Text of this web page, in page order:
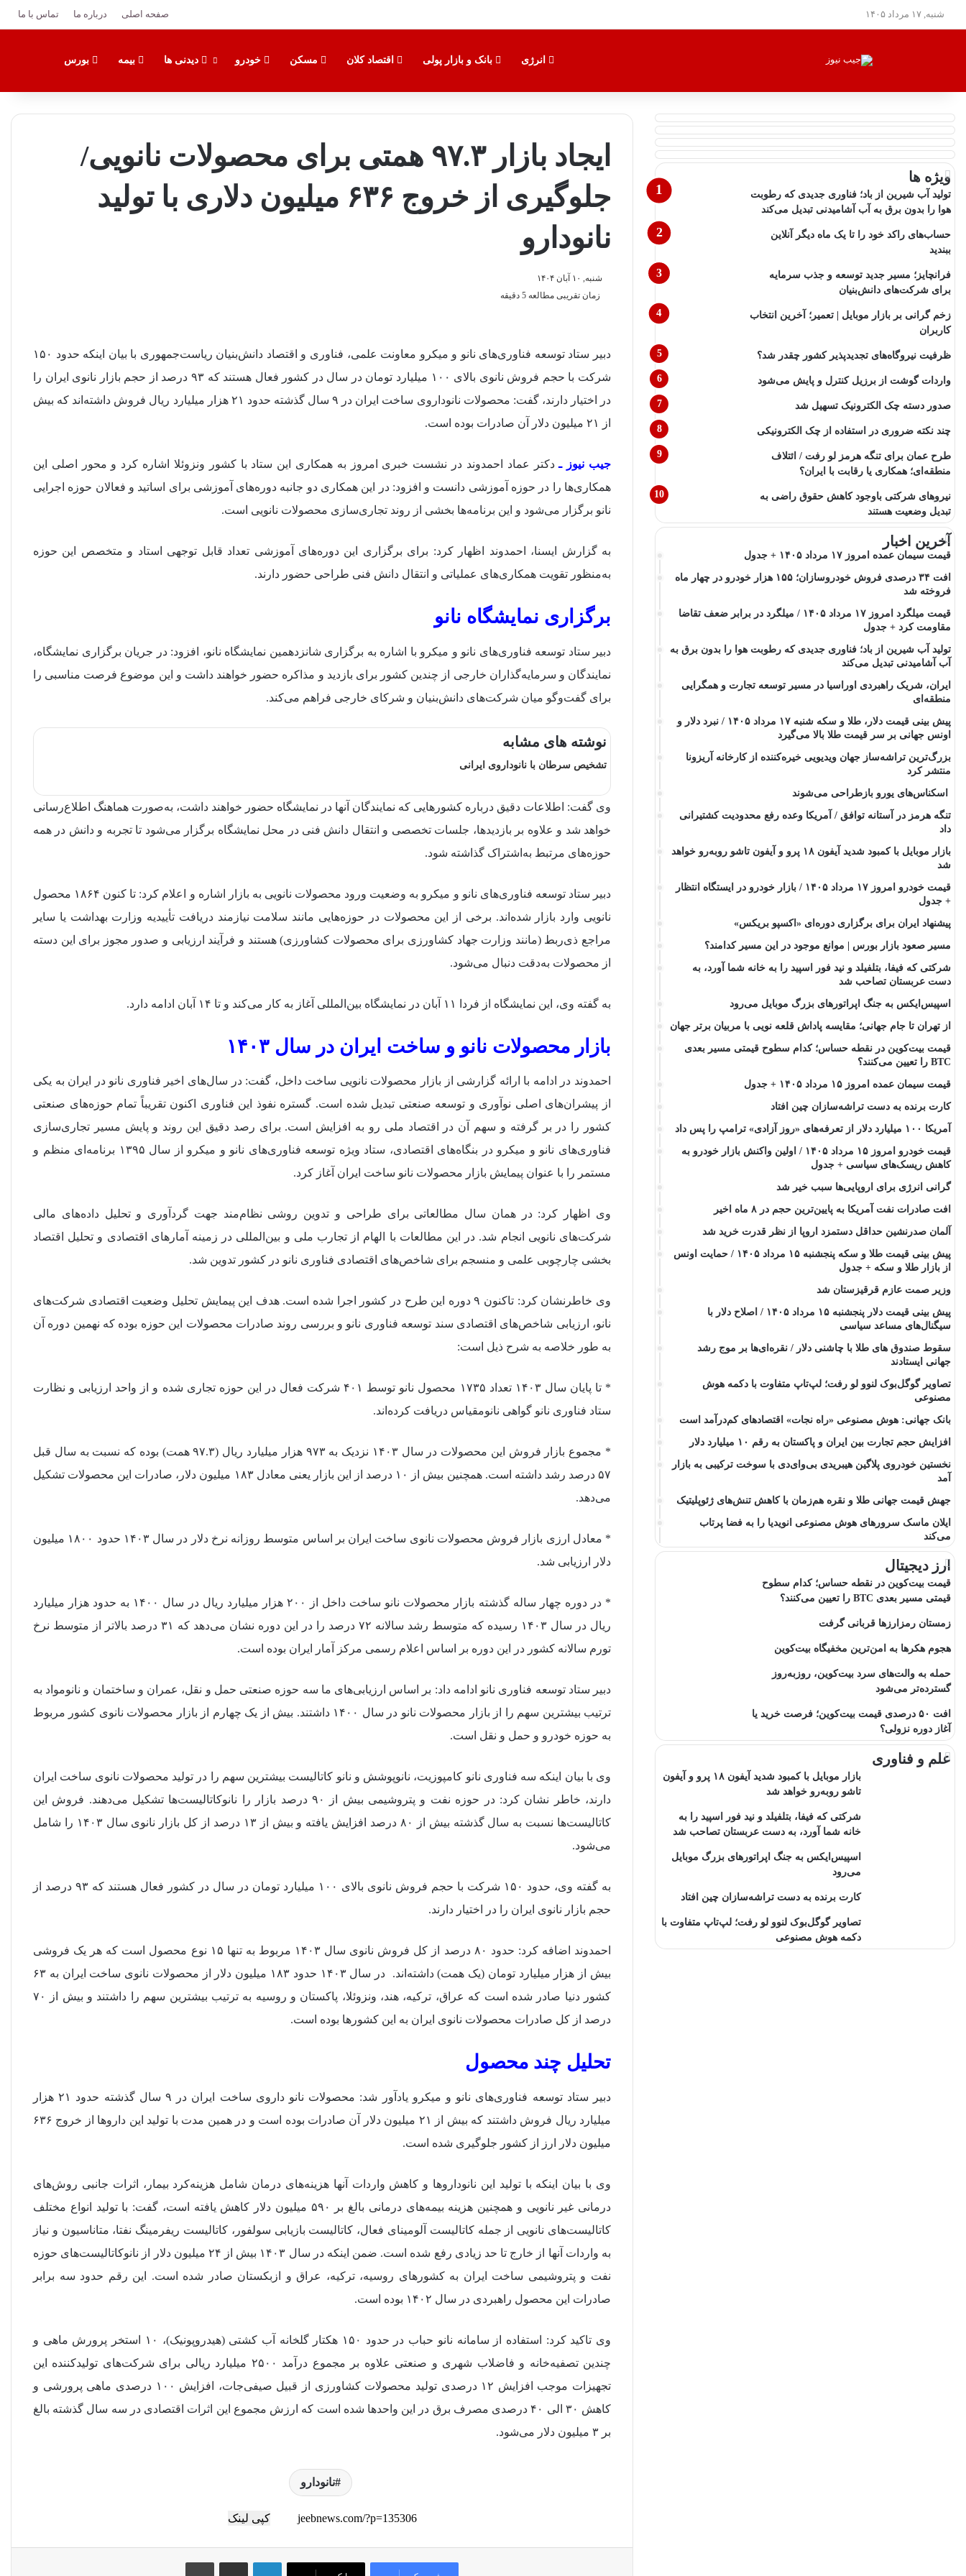
شنبه, ۱۷ مرداد ۱۴۰۵ صفحه اصلی درباره ما تماس با ما
انرژی بانک و بازار پولی اقتصاد کلان مسکن خودرو دیدنی ها بیمه بورس
ایجاد بازار ۹۷.۳ همتی برای محصولات نانویی/
جلوگیری از خروج ۶۳۶ میلیون دلاری با تولید
نانودارو
شنبه, ۱۰ آبان ۱۴۰۴
زمان تقریبی مطالعه 5 دقیقه
دبیر ستاد توسعه فناوری‌های نانو و میکرو معاونت علمی، فناوری و اقتصاد دانش‌بنیان ریاست‌جمهوری با بیان اینکه حدود ۱۵۰
شرکت با حجم فروش نانوی بالای ۱۰۰ میلیارد تومان در سال در کشور فعال هستند که ۹۳ درصد از حجم بازار نانوی ایران را
در اختیار دارند، گفت: محصولات نانوداروی ساخت ایران در ۹ سال گذشته حدود ۲۱ هزار میلیارد ریال فروش داشته‌اند که بیش
از ۲۱ میلیون دلار آن صادرات بوده است.
جیب نیوز ـدکتر عماد احمدوند در نشست خبری امروز به همکاری این ستاد با کشور ونزوئلا اشاره کرد و محور اصلی این
همکاری‌ها را در حوزه آموزشی دانست و افزود: در این همکاری دو جانبه دوره‌های آموزشی برای اساتید و فعالان حوزه اجرایی
نانو برگزار می‌شود و این برنامه‌ها بخشی از روند تجاری‌سازی محصولات نانویی است.
به گزارش ایسنا، احمدوند اظهار کرد: برای برگزاری این دوره‌های آموزشی تعداد قابل‌ توجهی استاد و متخصص این حوزه
به‌منظور تقویت همکاری‌های عملیاتی و انتقال دانش فنی طراحی حضور دارند.
برگزاری نمایشگاه نانو
دبیر ستاد توسعه فناوری‌های نانو و میکرو با اشاره به برگزاری شانزدهمین نمایشگاه نانو، افزود: در جریان برگزاری نمایشگاه،
نمایندگان و سرمایه‌گذاران خارجی از چندین کشور برای بازدید و مذاکره حضور خواهند داشت و این موضوع فرصت مناسبی را
برای گفت‌وگو میان شرکت‌های دانش‌بنیان و شرکای خارجی فراهم می‌کند.
نوشته های مشابه
تشخیص سرطان با نانوداروی ایرانی
وی گفت: اطلاعات دقیق درباره کشورهایی که نمایندگان آنها در نمایشگاه حضور خواهند داشت، به‌صورت هماهنگ اطلاع‌رسانی
خواهد شد و علاوه بر بازدیدها، جلسات تخصصی و انتقال دانش فنی در محل نمایشگاه برگزار می‌شود تا تجربه و دانش در همه
حوزه‌های مرتبط به‌اشتراک گذاشته شود.
دبیر ستاد توسعه فناوری‌های نانو و میکرو به وضعیت ورود محصولات نانویی به بازار اشاره و اعلام کرد: تا کنون ۱۸۶۴ محصول
نانویی وارد بازار شده‌اند. برخی از این محصولات در حوزه‌هایی مانند سلامت نیازمند دریافت تأییدیه وزارت بهداشت یا سایر
مراجع ذی‌ربط (مانند وزارت جهاد کشاورزی برای محصولات کشاورزی) هستند و فرآیند ارزیابی و صدور مجوز برای این دسته
از محصولات به‌دقت دنبال می‌شود.
به گفته وی، این نمایشگاه از فردا ۱۱ آبان در نمایشگاه بین‌المللی آغاز به کار می‌کند و تا ۱۴ آبان ادامه دارد.
بازار محصولات نانو و ساخت ایران در سال ۱۴۰۳
احمدوند در ادامه با ارائه گزارشی از بازار محصولات نانویی ساخت داخل، گفت: در سال‌های اخیر فناوری نانو در ایران به یکی
از پیشران‌های اصلی نوآوری و توسعه صنعتی تبدیل شده است. گستره نفوذ این فناوری اکنون تقریباً تمام حوزه‌های صنعتی
کشور را در بر گرفته و سهم آن در اقتصاد ملی رو به افزایش است. برای رصد دقیق این روند و پایش مسیر تجاری‌سازی
فناوری‌های نانو و میکرو در بنگاه‌های اقتصادی، ستاد ویژه توسعه فناوری‌های نانو و میکرو از سال ۱۳۹۵ برنامه‌ای منظم و
مستمر را با عنوان پیمایش بازار محصولات نانو ساخت ایران آغاز کرد.
وی اظهار کرد: در همان سال مطالعاتی برای طراحی و تدوین روشی نظام‌مند جهت گردآوری و تحلیل داده‌های مالی
شرکت‌های نانویی انجام شد. در این مطالعات با الهام از تجارب ملی و بین‌المللی در زمینه آمارهای اقتصادی و تحلیل اقتصاد
بخشی چارچوبی علمی و منسجم برای شاخص‌های اقتصادی فناوری نانو در کشور تدوین شد.
وی خاطرنشان کرد: تاکنون ۹ دوره این طرح در کشور اجرا شده است. هدف این پیمایش تحلیل وضعیت اقتصادی شرکت‌های
نانو، ارزیابی شاخص‌های اقتصادی سند توسعه فناوری نانو و بررسی روند صادرات محصولات این حوزه بوده که نهمین دوره آن
به طور خلاصه به شرح ذیل است:
* تا پایان سال ۱۴۰۳ تعداد ۱۷۳۵ محصول نانو توسط ۴۰۱ شرکت فعال در این حوزه تجاری شده و از واحد ارزیابی و نظارت
ستاد فناوری نانو گواهی نانومقیاس دریافت کرده‌اند.
* مجموع بازار فروش این محصولات در سال ۱۴۰۳ نزدیک به ۹۷۳ هزار میلیارد ریال (۹۷.۳ همت) بوده که نسبت به سال قبل
۵۷ درصد رشد داشته است. همچنین بیش از ۱۰ درصد از این بازار یعنی معادل ۱۸۳ میلیون دلار، صادرات این محصولات تشکیل
می‌دهد.
* معادل ارزی بازار فروش محصولات نانوی ساخت ایران بر اساس متوسط روزانه نرخ دلار در سال ۱۴۰۳ حدود ۱۸۰۰ میلیون
دلار ارزیابی شد.
* در دوره چهار ساله گذشته بازار محصولات نانو ساخت داخل از ۲۰۰ هزار میلیارد ریال در سال ۱۴۰۰ به حدود هزار میلیارد
ریال در سال ۱۴۰۳ رسیده که متوسط رشد سالانه ۷۲ درصد را در این دوره نشان می‌دهد که ۳۱ درصد بالاتر از متوسط نرخ
تورم سالانه کشور در این دوره بر اساس اعلام رسمی مرکز آمار ایران بوده است.
دبیر ستاد توسعه فناوری نانو ادامه داد: بر اساس ارزیابی‌های ما سه حوزه صنعتی حمل و نقل، عمران و ساختمان و نانومواد به
ترتیب بیشترین سهم را از بازار محصولات نانو در سال ۱۴۰۰ داشتند. بیش از یک چهارم از بازار محصولات نانوی کشور مربوط
به حوزه خودرو و حمل و نقل است.
وی با بیان اینکه سه فناوری نانو کامپوزیت، نانوپوشش و نانو کاتالیست بیشترین سهم را در تولید محصولات نانوی ساخت ایران
دارند، خاطر نشان کرد: در حوزه نفت و پتروشیمی بیش از ۹۰ درصد بازار را نانوکاتالیست‌ها تشکیل می‌دهند. فروش این
کاتالیست‌ها نسبت به سال گذشته بیش از ۸۰ درصد افزایش یافته و بیش از ۱۳ درصد از کل بازار نانوی سال ۱۴۰۳ را شامل
می‌شود.
به گفته وی، حدود ۱۵۰ شرکت با حجم فروش نانوی بالای ۱۰۰ میلیارد تومان در سال در کشور فعال هستند که ۹۳ درصد از
حجم بازار نانوی ایران را در اختیار دارند.
احمدوند اضافه کرد: حدود ۸۰ درصد از کل فروش نانوی سال ۱۴۰۳ مربوط به تنها ۱۵ نوع محصول است که هر یک فروشی
بیش از هزار میلیارد تومان (یک همت) داشته‌اند. در سال ۱۴۰۳ حدود ۱۸۳ میلیون دلار از محصولات نانوی ساخت ایران به ۶۳
کشور دنیا صادر شده است که عراق، ترکیه، هند، ونزوئلا، پاکستان و روسیه به ترتیب بیشترین سهم را داشتند و بیش از ۷۰
درصد از کل صادرات محصولات نانوی ایران به این کشورها بوده است.
تحلیل چند محصول
دبیر ستاد توسعه فناوری‌های نانو و میکرو یادآور شد: محصولات نانو داروی ساخت ایران در ۹ سال گذشته حدود ۲۱ هزار
میلیارد ریال فروش داشتند که بیش از ۲۱ میلیون دلار آن صادرات بوده است و در همین مدت با تولید این داروها از خروج ۶۳۶
میلیون دلار ارز از کشور جلوگیری شده است.
وی با بیان اینکه با تولید این نانوداروها و کاهش واردات آنها هزینه‌های درمان شامل هزینه‌کرد بیمار، اثرات جانبی روش‌های
درمانی غیر نانویی و همچنین هزینه بیمه‌های درمانی بالغ بر ۵۹۰ میلیون دلار کاهش یافته است، گفت: با تولید انواع مختلف
کاتالیست‌های نانویی از جمله کاتالیست آلومینای فعال، کاتالیست بازیابی سولفور، کاتالیست ریفرمینگ نفتا، متاناسیون و نیاز
به واردات آنها از خارج تا حد زیادی رفع شده است. ضمن اینکه در سال ۱۴۰۳ بیش از ۲۴ میلیون دلار از نانوکاتالیست‌های حوزه
نفت و پتروشیمی ساخت ایران به کشورهای روسیه، ترکیه، عراق و ازبکستان صادر شده است. این رقم حدود سه برابر
صادرات این محصول راهبردی در سال ۱۴۰۲ بوده است.
وی تاکید کرد: استفاده از سامانه نانو حباب در حدود ۱۵۰ هکتار گلخانه آب کشتی (هیدروپونیک)، ۱۰ استخر پرورش ماهی و
چندین تصفیه‌خانه و فاضلاب شهری و صنعتی علاوه بر مجموع درآمد ۲۵۰۰ میلیارد ریالی برای شرکت‌های تولیدکننده این
تجهیزات موجب افزایش ۱۲ درصدی تولید محصولات کشاورزی از قبیل صیفی‌جات، افزایش ۱۰۰ درصدی ماهی پرورشی و
کاهش ۳۰ الی ۴۰ درصدی مصرف برق در این واحدها شده است که ارزش مجموع این اثرات اقتصادی در سه سال گذشته بالغ
بر ۳ میلیون دلار می‌شود.
نانودارو
کپی لینک
لینکداین اشتراک گذاری با ایمیل چاپ
ویژه ها
تولید آب شیرین از باد؛ فناوری جدیدی که رطوبت
هوا را بدون برق به آب آشامیدنی تبدیل می‌کند
حساب‌های راکد خود را تا یک ماه دیگر آنلاین
ببندید
فرانچایز؛ مسیر جدید توسعه و جذب سرمایه
برای شرکت‌های دانش‌بنیان
زخم گرانی بر بازار موبایل | تعمیر؛ آخرین انتخاب
کاربران
ظرفیت نیروگاه‌های تجدیدپذیر کشور چقدر شد؟
واردات گوشت از برزیل کنترل و پایش می‌شود
صدور دسته چک الکترونیک تسهیل شد
چند نکته ضروری در استفاده از چک الکترونیکی
طرح عمان برای تنگه هرمز لو رفت / ائتلاف
منطقه‌ای؛ همکاری یا رقابت با ایران؟
نیروهای شرکتی باوجود کاهش حقوق راضی به
تبدیل وضعیت هستند
آخرین اخبار
قیمت سیمان عمده امروز ۱۷ مرداد ۱۴۰۵ + جدول
افت ۳۴ درصدی فروش خودروسازان؛ ۱۵۵ هزار خودرو در چهار ماه
فروخته شد
قیمت میلگرد امروز ۱۷ مرداد ۱۴۰۵ / میلگرد در برابر ضعف تقاضا
مقاومت کرد + جدول
تولید آب شیرین از باد؛ فناوری جدیدی که رطوبت هوا را بدون برق به
آب آشامیدنی تبدیل می‌کند
ایران، شریک راهبردی اوراسیا در مسیر توسعه تجارت و همگرایی
منطقه‌ای
پیش ‌بینی قیمت دلار، طلا و سکه شنبه ۱۷ مرداد ۱۴۰۵ / نبرد دلار و
اونس جهانی بر سر قیمت طلا بالا می‌گیرد
بزرگ‌ترین تراشه‌ساز جهان ویدیویی خیره‌کننده از کارخانه آریزونا
منتشر کرد
اسکناس‌های یورو بازطراحی می‌شوند
تنگه هرمز در آستانه توافق / آمریکا وعده رفع محدودیت کشتیرانی
داد
بازار موبایل با کمبود شدید آیفون ۱۸ پرو و آیفون تاشو روبه‌رو خواهد
شد
قیمت خودرو امروز ۱۷ مرداد ۱۴۰۵ / بازار خودرو در ایستگاه انتظار
+ جدول
پیشنهاد ایران برای برگزاری دوره‌ای «اکسپو بریکس»
مسیر صعود بازار بورس | موانع موجود در این مسیر کدامند؟
شرکتی که فیفا، بتلفیلد و نید فور اسپید را به خانه شما آورد، به
دست عربستان تصاحب شد
اسپیس‌ایکس به جنگ اپراتورهای بزرگ موبایل می‌رود
از تهران تا جام جهانی؛ مقایسه پاداش قلعه نویی با مربیان برتر جهان
قیمت بیت‌کوین در نقطه حساس؛ کدام سطوح قیمتی مسیر بعدی
BTC را تعیین می‌کنند؟
قیمت سیمان عمده امروز ۱۵ مرداد ۱۴۰۵ + جدول
کارت برنده به دست تراشه‌سازان چین افتاد
آمریکا ۱۰۰ میلیارد دلار از تعرفه‌های «روز آزادی» ترامپ را پس داد
قیمت خودرو امروز ۱۵ مرداد ۱۴۰۵ / اولین واکنش بازار خودرو به
کاهش ریسک‌های سیاسی + جدول
گرانی انرژی برای اروپایی‌ها سبب خیر شد
افت صادرات نفت آمریکا به پایین‌ترین حجم در ۸ ماه اخیر
آلمان صدرنشین حداقل دستمزد اروپا از نظر قدرت خرید شد
پیش‌ بینی قیمت طلا و سکه پنجشنبه ۱۵ مرداد ۱۴۰۵ / حمایت اونس
از بازار طلا و سکه + جدول
وزیر صمت عازم قرقیزستان شد
پیش ‌بینی قیمت دلار پنجشنبه ۱۵ مرداد ۱۴۰۵ / اصلاح دلار با
سیگنال‌های مساعد سیاسی
سقوط صندوق های طلا با چاشنی دلار / نقره‌ای‌ها بر موج رشد
جهانی ایستادند
تصاویر گوگل‌بوک لنوو لو رفت؛ لپ‌تاپ متفاوت با دکمه هوش
مصنوعی
بانک جهانی: هوش مصنوعی «راه نجات» اقتصادهای کم‌درآمد است
افزایش حجم تجارت بین ایران و پاکستان به رقم ۱۰ میلیارد دلار
نخستین خودروی پلاگین هیبریدی بی‌وای‌دی با سوخت ترکیبی به بازار
آمد
جهش قیمت جهانی طلا و نقره هم‌زمان با کاهش تنش‌های ژئوپلیتیک
ایلان ماسک سرورهای هوش مصنوعی انویدیا را به فضا پرتاب
می‌کند
ارز دیجیتال
قیمت بیت‌کوین در نقطه حساس؛ کدام سطوح
قیمتی مسیر بعدی BTC را تعیین می‌کنند؟
زمستان رمزارزها قربانی گرفت
هجوم هکرها به امن‌ترین مخفیگاه بیت‌کوین
حمله به والت‌های سرد بیت‌کوین، روزبه‌روز
گسترده‌تر می‌شود
افت ۵۰ درصدی قیمت بیت‌کوین؛ فرصت خرید یا
آغاز دوره نزولی؟
علم و فناوری
بازار موبایل با کمبود شدید آیفون ۱۸ پرو و آیفون
تاشو روبه‌رو خواهد شد
شرکتی که فیفا، بتلفیلد و نید فور اسپید را به
خانه شما آورد، به دست عربستان تصاحب شد
اسپیس‌ایکس به جنگ اپراتورهای بزرگ موبایل
می‌رود
کارت برنده به دست تراشه‌سازان چین افتاد
تصاویر گوگل‌بوک لنوو لو رفت؛ لپ‌تاپ متفاوت با
دکمه هوش مصنوعی